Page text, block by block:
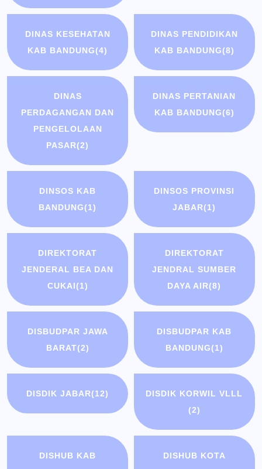
DINAS KESEHATAN
KAB BANDUNG(4)
DINAS PENDIDIKAN
KAB BANDUNG(8)
DINAS
PERDAGANGAN DAN
PENGELOLAAN
PASAR(2)
DINAS PERTANIAN
KAB BANDUNG(6)
DINSOS KAB
BANDUNG(1)
DINSOS PROVINSI
JABAR(1)
DIREKTORAT
JENDERAL BEA DAN
CUKAI(1)
DIREKTORAT
JENDRAL SUMBER
DAYA AIR(8)
DISBUDPAR JAWA
BARAT(2)
DISBUDPAR KAB
BANDUNG(1)
DISDIK JABAR(12)
DISDIK KORWIL VLLL
(2)
DISHUB KAB
DISHUB KOTA